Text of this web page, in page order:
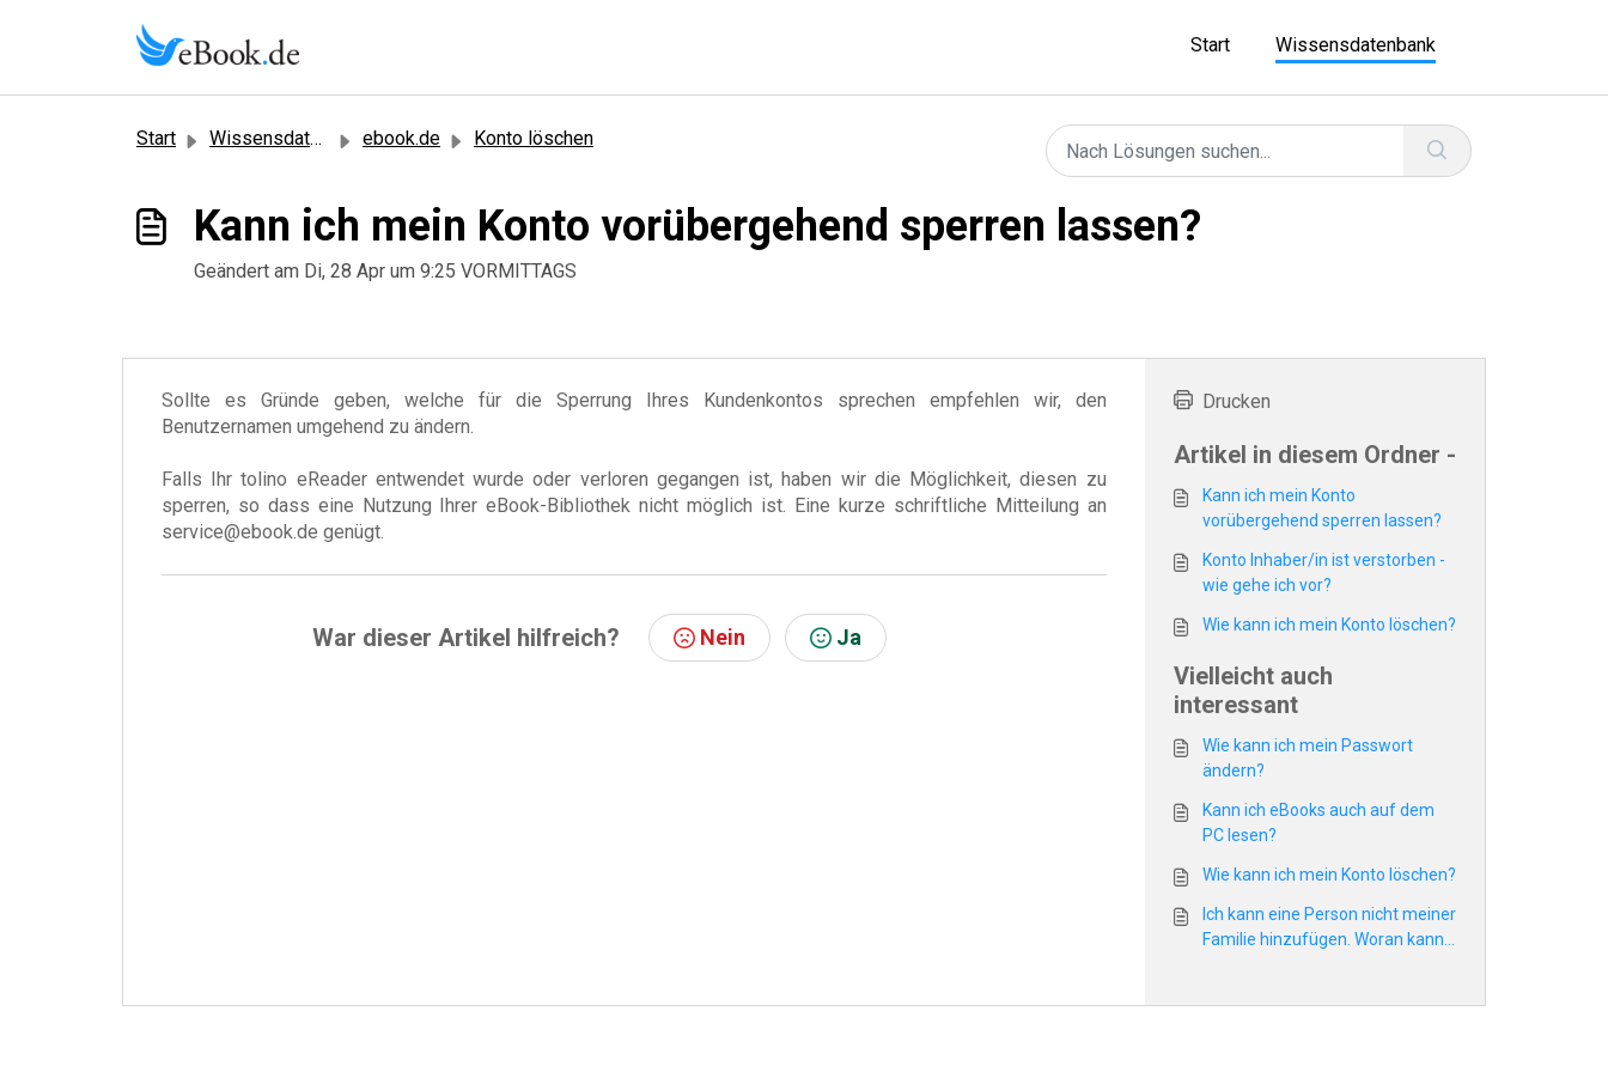
Start
Wissensdatenbank
Start Wissensdatenbank ebook.de Konto löschen
Kann ich mein Konto vorübergehend sperren lassen?
Geändert am Di, 28 Apr um 9:25 VORMITTAGS
Sollte es Gründe geben, welche für die Sperrung Ihres Kundenkontos sprechen empfehlen wir, den
Benutzernamen umgehend zu ändern.
Falls Ihr tolino eReader entwendet wurde oder verloren gegangen ist, haben wir die Möglichkeit, diesen zu
sperren, so dass eine Nutzung Ihrer eBook-Bibliothek nicht möglich ist. Eine kurze schriftliche Mitteilung an
service@ebook.de genügt.
War dieser Artikel hilfreich? Nein Ja
Drucken
Artikel in diesem Ordner -
Kann ich mein Konto
vorübergehend sperren lassen?
Konto Inhaber/in ist verstorben -
wie gehe ich vor?
Wie kann ich mein Konto löschen?
Vielleicht auch
interessant
Wie kann ich mein Passwort
ändern?
Kann ich eBooks auch auf dem
PC lesen?
Wie kann ich mein Konto löschen?
Ich kann eine Person nicht meiner
Familie hinzufügen. Woran kann